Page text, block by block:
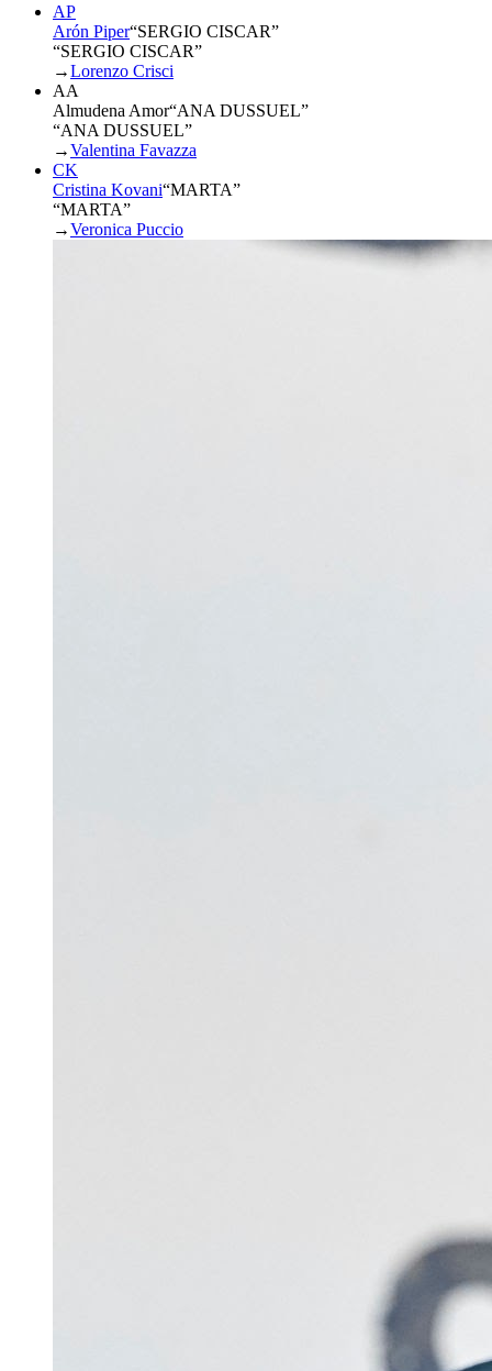
AP
Arón Piper“SERGIO CISCAR”
“SERGIO CISCAR”
→Lorenzo Crisci
AA
Almudena Amor“ANA DUSSUEL”
“ANA DUSSUEL”
→Valentina Favazza
CK
Cristina Kovani“MARTA”
“MARTA”
→Veronica Puccio